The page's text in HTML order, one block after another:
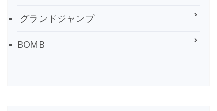
グランドジャンプ
BOMB